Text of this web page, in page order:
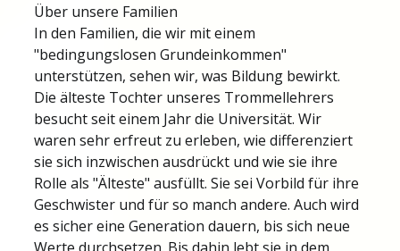
Über unsere Familien
In den Familien, die wir mit einem
"bedingungslosen Grundeinkommen"
unterstützen, sehen wir, was Bildung bewirkt.
Die älteste Tochter unseres Trommellehrers
besucht seit einem Jahr die Universität. Wir
waren sehr erfreut zu erleben, wie differenziert
sie sich inzwischen ausdrückt und wie sie ihre
Rolle als "Älteste" ausfüllt. Sie sei Vorbild für ihre
Geschwister und für so manch andere. Auch wird
es sicher eine Generation dauern, bis sich neue